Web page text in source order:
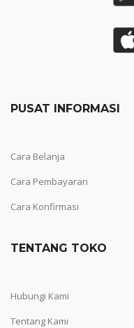
PUSAT INFORMASI
Cara Belanja
Cara Pembayaran
Cara Konfirmasi
TENTANG TOKO
Hubungi Kami
Tentang Kami